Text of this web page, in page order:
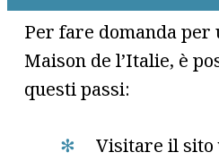
Per fare domanda per
Maison de l’Italie, è
questi passi:
Visitare il sito